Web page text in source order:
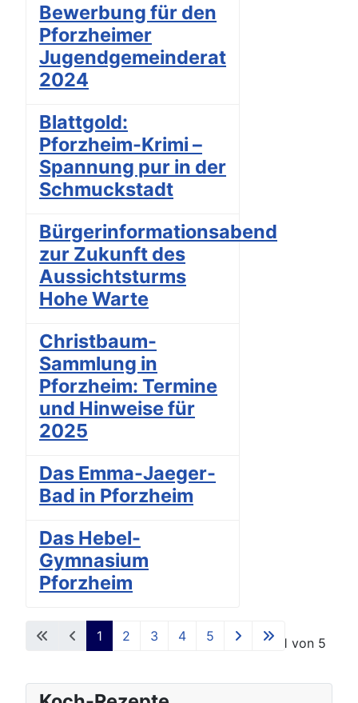
Bewerbung für den
Pforzheimer
Jugendgemeinderat
2024
Blattgold:
Pforzheim-Krimi –
Spannung pur in der
Schmuckstadt
Bürgerinformationsabend
zur Zukunft des
Aussichtsturms
Hohe Warte
Christbaum-
Sammlung in
Pforzheim: Termine
und Hinweise für
2025
Das Emma-Jaeger-
Bad in Pforzheim
Das Hebel-
Gymnasium
Pforzheim
Seite 1 von 5
1 2 3 4 5